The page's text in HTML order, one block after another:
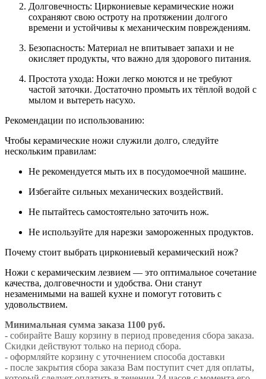
Долговечность: Циркониевые керамические ножи
сохраняют свою остроту на протяжении долгого
времени и устойчивы к механическим повреждениям.
Безопасность: Материал не впитывает запахи и не
окисляет продукты, что важно для здорового питания.
Простота ухода: Ножи легко моются и не требуют
частой заточки. Достаточно промыть их тёплой водой с
мылом и вытереть насухо.
Рекомендации по использованию:
Чтобы керамические ножи служили долго, следуйте
нескольким правилам:
Не рекомендуется мыть их в посудомоечной машине.
Избегайте сильных механических воздействий.
Не пытайтесь самостоятельно заточить нож.
Не используйте для нарезки замороженных продуктов.
Почему стоит выбрать циркониевый керамический нож?
Ножи с керамическим лезвием — это оптимальное сочетание
качества, долговечности и удобства. Они станут
незаменимыми на вашей кухне и помогут готовить с
удовольствием.
Минимальная сумма заказа 1100 руб.
- собирайте Вашу корзину в период проведения сбора заказа.
Скидки действуют только на период сбора.
- оформляйте корзину с уточнением способа доставки
- после закрытия сбора заказа Вам поступит счет для оплаты,